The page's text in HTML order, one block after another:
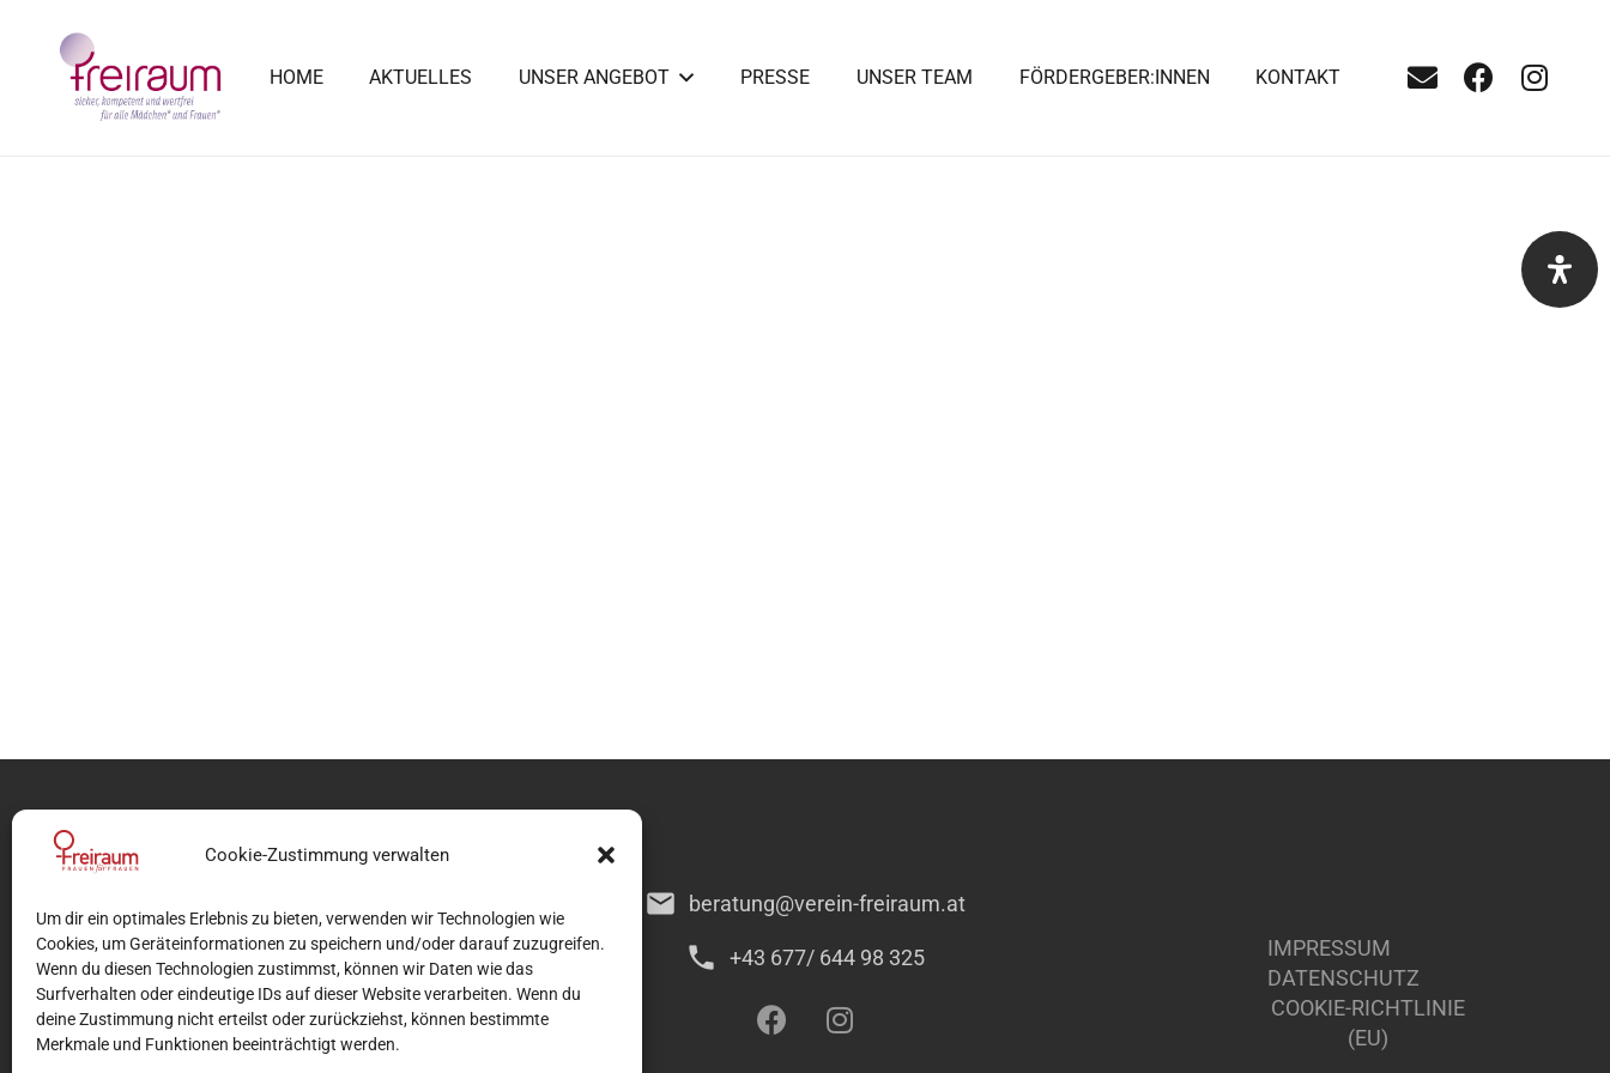
Cookie-Zustimmung verwalten
Um dir ein optimales Erlebnis zu bieten, verwenden wir Technologien wie
Cookies, um Geräteinformationen zu speichern und/oder darauf zuzugreifen.
Wenn du diesen Technologien zustimmst, können wir Daten wie das
Surfverhalten oder eindeutige IDs auf dieser Website verarbeiten. Wenn du
deine Zustimmung nicht erteilst oder zurückziehst, können bestimmte
Merkmale und Funktionen beeinträchtigt werden.
HOME AKTUELLES UNSER ANGEBOT PRESSE UNSER TEAM FÖRDERGEBER:INNEN KONTAKT
mail beratung@verein-freiraum.at
phone +43 677/ 644 98 325
IMPRESSUM
DATENSCHUTZ
COOKIE-RICHTLINIE
(EU)